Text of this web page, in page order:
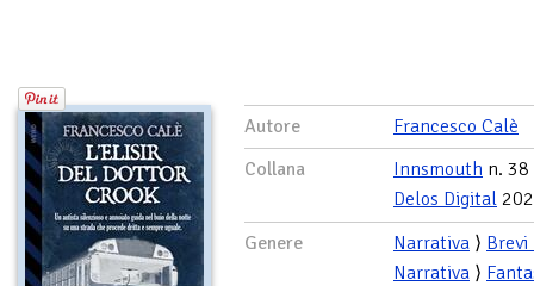
Autore
Francesco Calè
Collana
Innsmouth n. 38
Delos Digital
Genere
Narrativa ⟩ Brevi
Narrativa ⟩